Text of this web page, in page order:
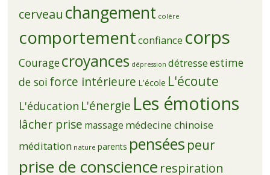
cerveau changement colère
comportementconfiance corps
Couragecroyances dépression détresseestime
de soi force intérieure L'école L'écoute
L'éducation L'énergie Les émotions
lâcher prise massage médecine chinoise
méditation nature parents pensées peur
prise de conscience respiration